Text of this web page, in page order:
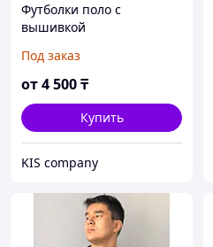
Футболки поло с
вышивкой
Под заказ
от4 500₸
Купить
KIS company